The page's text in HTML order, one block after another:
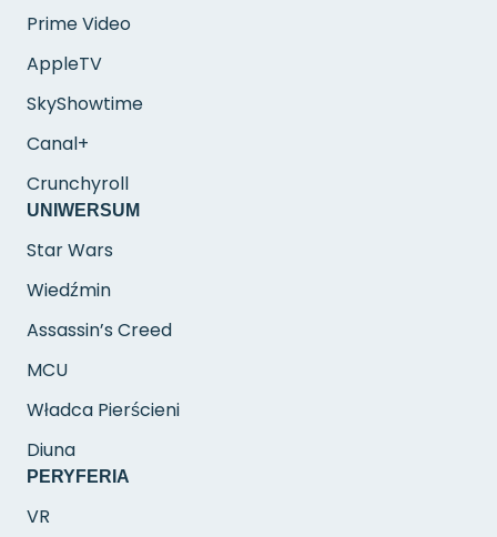
Prime Video
AppleTV
SkyShowtime
Canal+
Crunchyroll
UNIWERSUM
Star Wars
Wiedźmin
Assassin’s Creed
MCU
Władca Pierścieni
Diuna
PERYFERIA
VR